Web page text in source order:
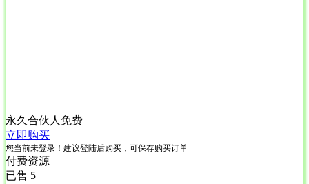
永久合伙人 免费
立即购买
您当前未登录！建议登陆后购买，可保存购买订单
付费资源
已售 5